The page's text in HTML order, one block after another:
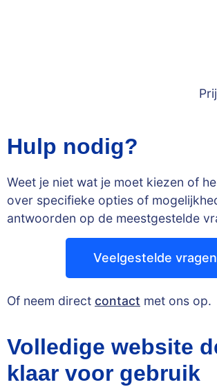
Hulp nodig?
Weet je niet wat je moet kiezen of
over specifieke opties of
antwoorden op de meestgestelde
Veelgestelde vragen
Of neem direct contact met ons op.
Volledige website
klaar voor gebruik